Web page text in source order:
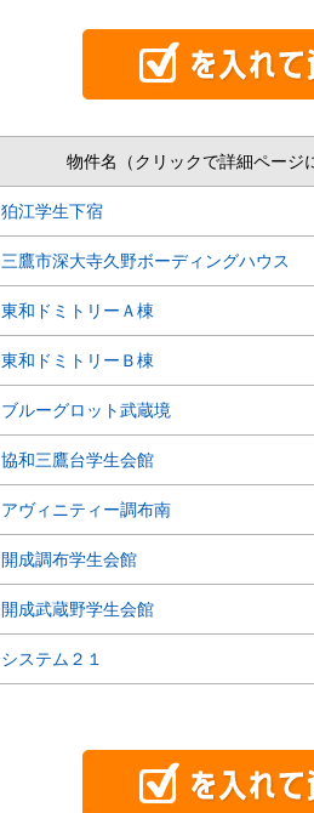
物件名（クリックで詳細ページ
狛江学生下宿
三鷹市深大寺久野ボーディングハウス
東和ドミトリーＡ棟
東和ドミトリーＢ棟
ブルーグロット武蔵境
協和三鷹台学生会館
アヴィニティー調布南
開成調布学生会館
開成武蔵野学生会館
システム２１